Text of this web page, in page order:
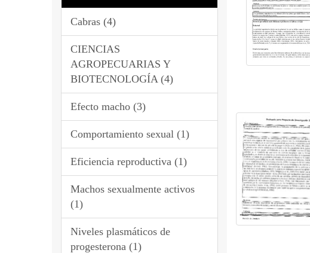
Cabras (4)
CIENCIAS
AGROPECUARIAS Y
BIOTECNOLOGÍA (4)
Efecto macho (3)
Comportamiento sexual (1)
Eficiencia reproductiva (1)
Machos sexualmente activos
(1)
Niveles plasmáticos de
progesterona (1)